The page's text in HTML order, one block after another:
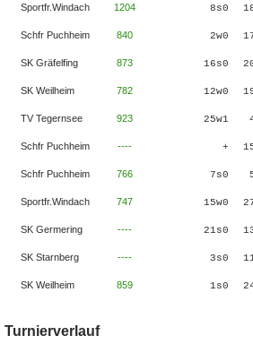
Sportfr.Windach 1204 8s0
Schfr Puchheim 840 2w0
SK Gräfelfing 873 16s0
SK Weilheim 782 12w0
TV Tegernsee 923 25w1
Schfr Puchheim ---- +
Schfr Puchheim 766 7s0
Sportfr.Windach 747 15w0
SK Germering ---- 21s0
SK Starnberg ---- 3s0
SK Weilheim 859 1s0
Turnierverlauf